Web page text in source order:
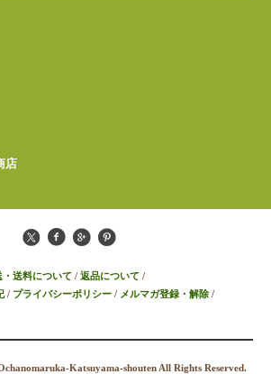
店
・送料について / 返品について /
/ プライバシーポリシー / メルマガ登録・解除 /
Katsuyama-shouten All Rights Reserved.